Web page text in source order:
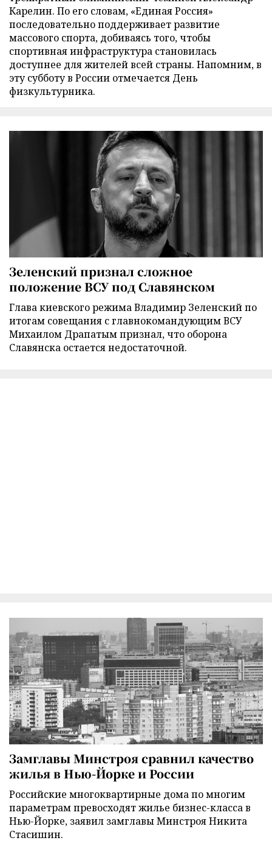
Карелин. По его словам, «Единая Россия»
последовательно поддерживает развитие
массового спорта, добиваясь того, чтобы
спортивная инфраструктура становилась
доступнее для жителей всей страны. Напомним, в
эту субботу в России отмечается День
физкультурника.
Зеленский признал сложное
положение ВСУ под Славянском
Глава киевского режима Владимир Зеленский по
итогам совещания с главнокомандующим ВСУ
Михаилом Драпатым признал, что оборона
Славянска остается недостаточной.
Замглавы Минстроя сравнил качество
жилья в Нью-Йорке и России
Российские многоквартирные дома по многим
параметрам превосходят жилье бизнес-класса в
Нью-Йорке, заявил замглавы Минстроя Никита
Стасишин.